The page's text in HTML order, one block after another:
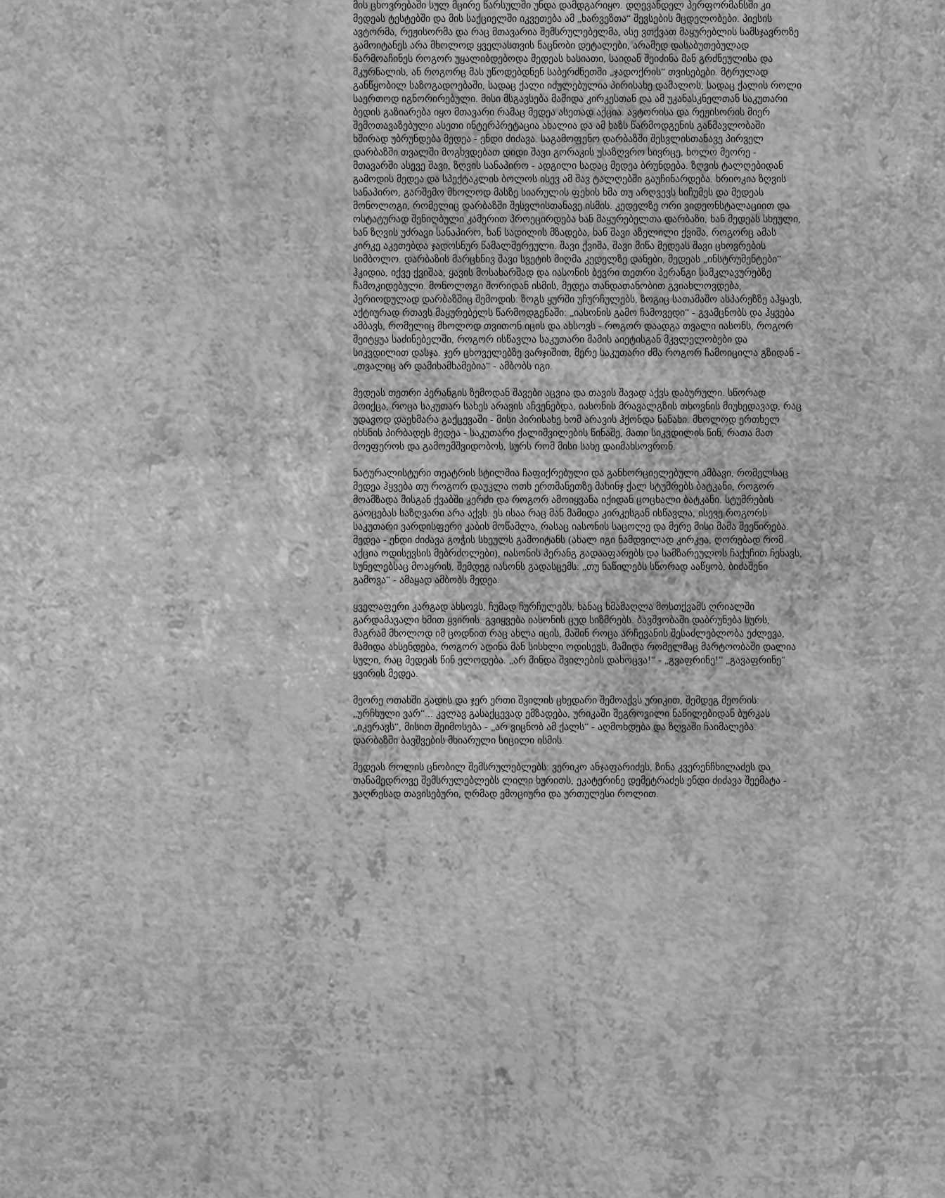
მის ცხოვრებაში სულ მცირე წარსულში უნდა დამდგარიყო. დღევანდელ პერფორმანსში კი
მედეას ტესტებში და მის საქციელში იკვეთება ამ „ხარვეზთა“ შევსების მცდელობები. პიესის
ავტორმა, რეჟისორმა და რაც მთავარია შემსრულებელმა, ასე ვთქვათ მაყურებლის სამსჯავროზე
გამოიტანეს არა მხოლოდ ყველასთვის ნაცნობი დეტალები, არამედ დასაბუთებულად
წარმოაჩინეს როგორ უყალიბდებოდა მედეას ხასიათი, საიდან შეიძინა მან გრძნეულისა და
მკურნალის, ან როგორც მას უწოდებდნენ საბერძნეთში „ჯადოქრის“ თვისებები. მტრულად
განწყობილ საზოგადოებაში, სადაც ქალი იძულებულია პირისახე დამალოს, სადაც ქალის როლი
საერთოდ იგნორირებული. მისი მსგავსება მამიდა კირკესთან და ამ უკანასკნელთან საკუთარი
ბედის გაზიარება იყო მთავარი რამაც მედეა ასეთად აქცია. ავტორისა და რეჟისორის მიერ
შემოთავაზებული ასეთი ინტერპრეტაცია ახალია და ამ ხაზს წარმოდგენის განმავლობაში
ხშირად უბრუნდება მედეა - ენდი ძიძავა. საგამოფენო დარბაზში შესვლისთანავე პირველ
დარბაზში თვალში მოგხვდებათ დიდი შავი გორაკის უსაზღვრო სივრცე, ხოლო მეორე -
მთავარში ასევე შავი, ზღვის სანაპირო - ადგილი სადაც მედეა ბრუნდება. ზღვის ტალღებიდან
გამოდის მედეა და სპექტაკლის ბოლოს ისევ ამ შავ ტალღებში გაუჩინარდება. ხრიოკია ზღვის
სანაპირო, გარშემო მხოლოდ მასზე სიარულის ფეხის ხმა თუ არღვევს სიჩუმეს და მედეას
მონოლოგი, რომელიც დარბაზში შესვლისთანავე ისმის. კედელზე ორი ვიდეონსტალაციით და
ოსტატურად შენიღბული კამერით პროეცირდება ხან მაყურებელთა დარბაზი, ხან მედეას სხეული,
ხან ზღვის უძრავი სანაპირო, ხან სადილის მზადება, ხან შავი აზელილი ქვიშა, როგორც ამას
კირკე აკეთებდა ჯადოსნურ წამალშერეული. შავი ქვიშა, შავი მიწა მედეას შავი ცხოვრების
სიმბოლო. დარბაზის მარცხნივ შავი სვეტის მიღმა კედელზე დანები, მედეას „ინსტრუმენტები“
ჰკიდია, იქვე ქვიშაა, ყავის მოსახარშად და იასონის ბევრი თეთრი პერანგი სამკლავურებზე
ჩამოკიდებული. მონოლოგი შორიდან ისმის, მედეა თანდათანობით გვიახლოვდება,
პერიოდულად დარბაზშიც შემოდის: ზოგს ყურში უჩურჩულებს, ზოგიც სათამაშო ასპარეზზე აჰყავს,
აქტიურად რთავს მაყურებელს წარმოდგენაში: „იასონის გამო ჩამოვედი“ - გვამცნობს და ჰყვება
ამბავს, რომელიც მხოლოდ თვითონ იცის და ახსოვს - როგორ დაადგა თვალი იასონს, როგორ
შეიტყუა საძინებელში, როგორ ისწავლა საკუთარი მამის აიეტისგან მკვლელობები და
სიკვდილით დასჯა. ჯერ ცხოველებზე ვარჯიშით, მერე საკუთარი ძმა როგორ ჩამოიცილა გზიდან -
„თვალიც არ დამიხამხამებია“ - ამბობს იგი.
მედეას თეთრი პერანგის ზემოდან შავები აცვია და თავის შავად აქვს დაბურული. სწორად
მოიქცა, როცა საკუთარ სახეს არავის აჩვენებდა, იასონის მრავალგზის თხოვნის მიუხედავად, რაც
უდავოდ დაეხმარა გაქცევაში - მისი პირისახე ხომ არავის ჰქონდა ნანახი. მხოლოდ ერთხელ
იხსნის პირბადეს მედეა - საკუთარი ქალიშვილების წინაშე, მათი სიკვდილის წინ, რათა მათ
მოეფეროს და გამოემშვიდობოს, სურს რომ მისი სახე დაიმახსოვრონ.
ნატურალისტური თეატრის სტილშია ჩაფიქრებული და განხორციელებული ამბავი, რომელსაც
მედეა ჰყვება თუ როგორ დაუკლა ოთხ ერთმანეთზე მახინჯ ქალ სტუმრებს ბატკანი, როგორ
მოამზადა მისგან ქვაბში კერძი და როგორ ამოიყვანა იქიდან ცოცხალი ბატკანი. სტუმრების
გაოცებას საზღვარი არა აქვს. ეს ისაა რაც მან მამიდა კირკესგან ისწავლა, ისევე როგორს
საკუთარი ვარდისფერი კაბის მოწამლა, რასაც იასონის საცოლე და მერე მისი მამა შეეწირება.
მედეა - ენდი ძიძავა გოჭის სხეულს გამოიტანს (ახალ იგი ნამდვილად კირკეა, ღორებად რომ
აქცია ოდისევსის მებრძოლები), იასონის პერანგ გადააფარებს და სამზარეულოს ჩაქუჩით ჩეხავს,
სუნელებსაც მოაყრის, შემდეგ იასონს გადასცემს: „თუ ნაწილებს სწორად ააწყობ, ბიძაშენი
გამოვა“ - ამაყად ამბობს მედეა.
ყველაფერი კარგად ახსოვს, ჩუმად ჩურჩულებს, ხანაც ხმამაღლა მოსთქვამს ღრიალში
გარდამავალი ხმით ყვირის. გვიყვება იასონის ცუდ სიზმრებს. ბავშვობაში დაბრუნება სურს,
მაგრამ მხოლოდ იმ ცოდნით რაც ახლა იცის, მაშინ როცა არჩევანის შესაძლებლობა ეძლევა,
მამიდა ახსენდება, როგორ ადინა მან სისხლი ოდისევს, მამიდა რომელმაც მარტოობაში დალია
სული, რაც მედეას წინ ელოდება. „არ მინდა შვილების დახოცვა!“ - „გვაფრინე!“ „გავაფრინე“
ყვირის მედეა.
მეორე ოთახში გადის და ჯერ ერთი შვილის ცხედარი შემოაქვს ურიკით, შემდეგ მეორის:
„ურჩხული ვარ“... კვლავ გასაქცევად ემზადება, ურიკაში შეგროვილი ნაწილებიდან ბურკას
„იკერავს“, მისით შეიმოსება - „არ ვიცნობ ამ ქალს“ - აღმოხდება და ზღვაში ჩაიმალება.
დარბაზში ბავშვების მხიარული სიცილი ისმის.
მედეას როლის ცნობილ შემსრულებლებს: ვერიკო ანჯაფარიძეს, ზინა კვერენჩხილაძეს და
თანამედროვე შემსრულებლებს ლილი ხურითს, ეკატერინე დემეტრაძეს ენდი ძიძავა შეემატა -
უაღრესად თავისებური, ღრმად ემოციური და ურთულესი როლით.